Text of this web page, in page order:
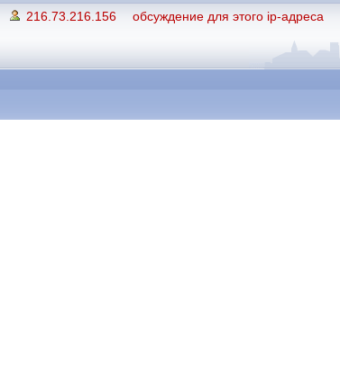
216.73.216.156 обсуждение для этого ip-адреса